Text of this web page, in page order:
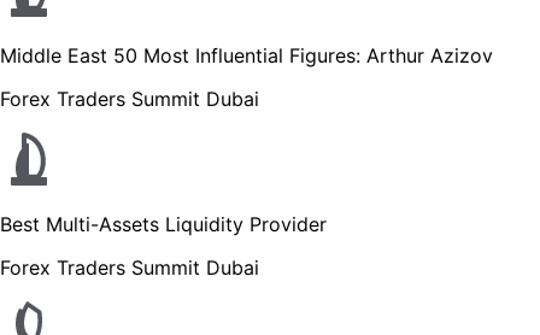
Middle East 50 Most Influential Figures: Arthur Azizov
Forex Traders Summit Dubai
Best Multi-Assets Liquidity Provider
Forex Traders Summit Dubai